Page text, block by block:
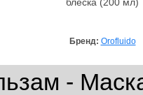
блеска (200 мл)
Бренд: Orofluido
-